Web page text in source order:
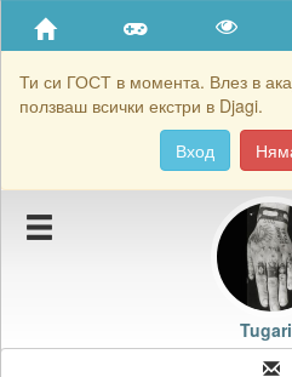
Ти си ГОСТ в момента. Влез в
ползваш всички екстри в Djagi.
Вход
Приятели
Хронология на игри
Подаръците на Tugarin
Картичките на Tugarin